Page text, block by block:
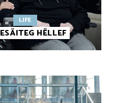
LIFE
HËLLEF